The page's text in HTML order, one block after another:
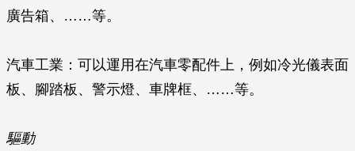
廣告箱、……等。
汽車工業 ：可以運用在汽車零配件上，例如冷光儀表面
板、腳踏板、警示燈、車牌框、……等。
驅動